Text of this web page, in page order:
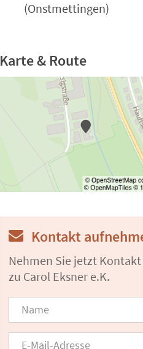
(Onstmettingen)
Karte & Route
Kontakt
Nehmen Sie jetzt
zu Carol Eksner e.K.